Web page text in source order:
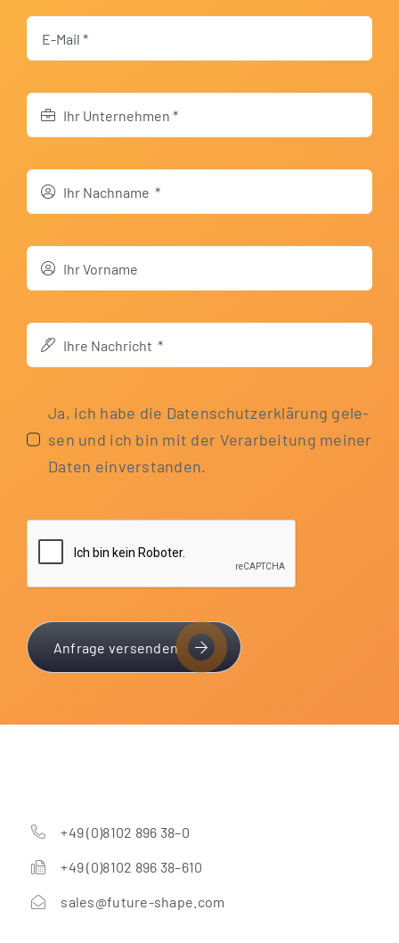
Ja, ich habe die Daten­schutz­er­klä­rung gele­
sen und ich bin mit der Ver­ar­bei­tung mei­ner
Daten einverstanden.
Anfrage versenden
+49 (0)8102 896 38–0
+49 (0)8102 896 38–610
sales@future-shape.com